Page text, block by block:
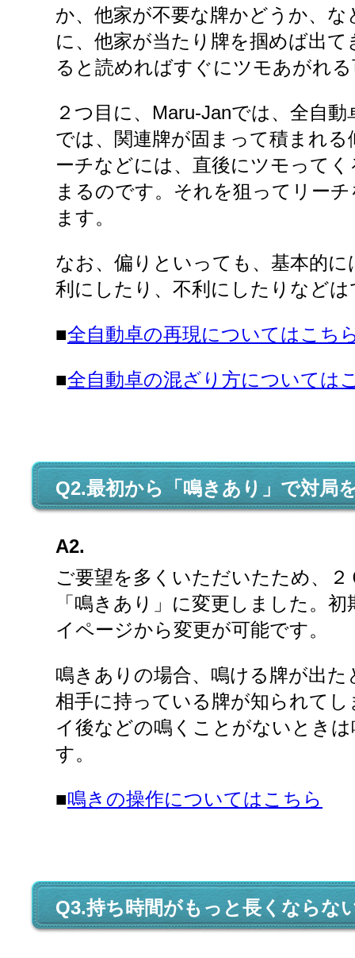
か、他家が不要な牌かどうか、
に、他家が当たり牌を掴めば出
ると読めればすぐにツモあがれ
２つ目に、Maru-Janでは、全自
では、関連牌が固まって積まれ
ーチなどには、直後にツモって
まるのです。それを狙ってリー
ます。
なお、偏りといっても、基本的
利にしたり、不利にしたりなど
■全自動卓の再現についてはこち
■全自動卓の混ざり方については
Q2.最初から「鳴きあり」で対局
A2.
ご要望を多くいただいたため、
「鳴きあり」に変更しました。
イページから変更が可能です。
鳴きありの場合、鳴ける牌が出
相手に持っている牌が知られて
イ後などの鳴くことがないとき
す。
■鳴きの操作についてはこちら
Q3.持ち時間がもっと長くならな